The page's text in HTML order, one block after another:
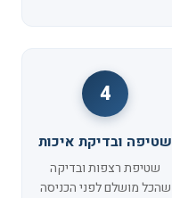
4
שטיפה ובדיקת איכות
שטיפת רצפות ובדיקה
שהכל מושלם לפני הכניסה